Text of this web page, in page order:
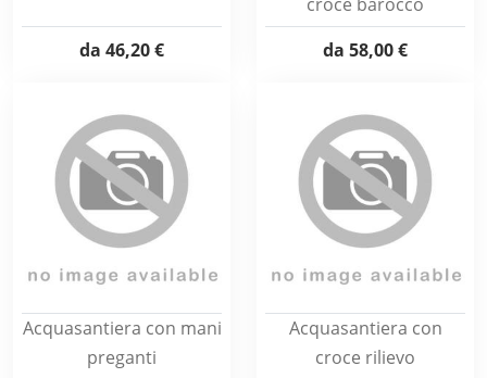
da 46,20 €
da 58,00 €
Acquasantiera con mani
preganti
Acquasantiera con
croce rilievo